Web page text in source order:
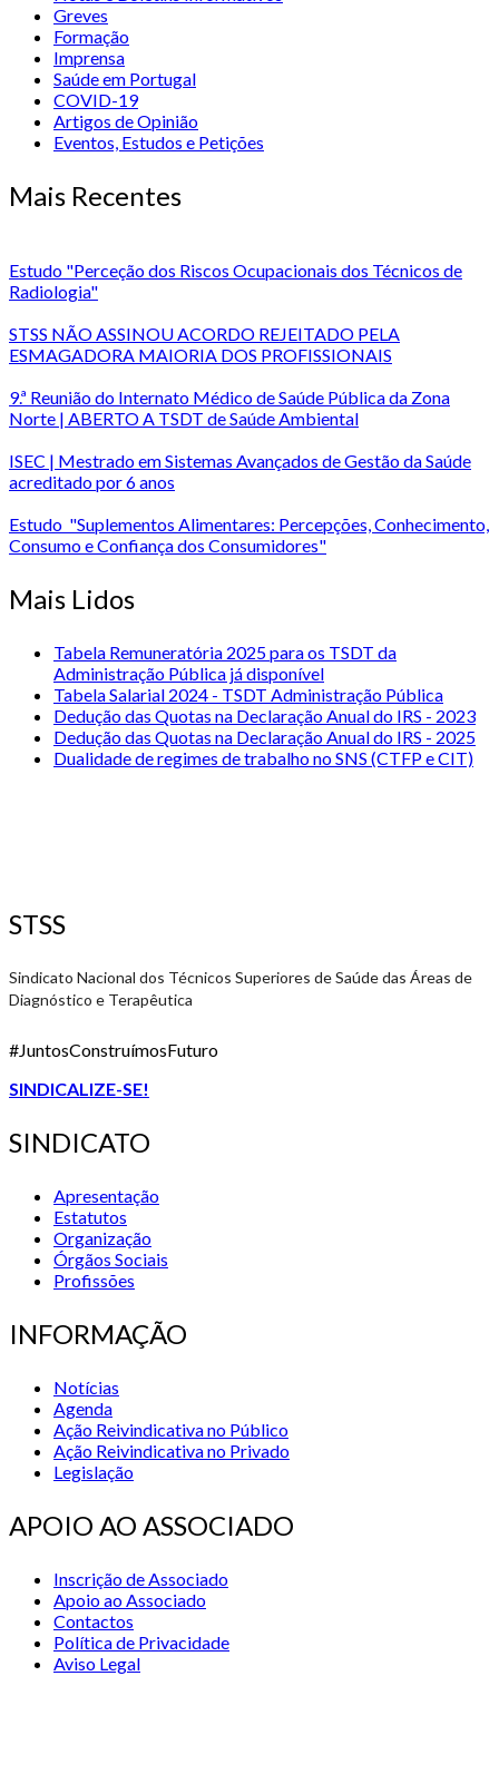
Greves
Formação
Imprensa
Saúde em Portugal
COVID-19
Artigos de Opinião
Eventos, Estudos e Petições
Mais Recentes
Estudo "Perceção dos Riscos Ocupacionais dos Técnicos de
Radiologia"
STSS NÃO ASSINOU ACORDO REJEITADO PELA
ESMAGADORA MAIORIA DOS PROFISSIONAIS
9.ª Reunião do Internato Médico de Saúde Pública da Zona
Norte | ABERTO A TSDT de Saúde Ambiental
ISEC | Mestrado em Sistemas Avançados de Gestão da Saúde
acreditado por 6 anos
Estudo "Suplementos Alimentares: Percepções, Conhecimento,
Consumo e Confiança dos Consumidores"
Mais Lidos
Tabela Remuneratória 2025 para os TSDT da
Administração Pública já disponível
Tabela Salarial 2024 - TSDT Administração Pública
Dedução das Quotas na Declaração Anual do IRS - 2023
Dedução das Quotas na Declaração Anual do IRS - 2025
Dualidade de regimes de trabalho no SNS (CTFP e CIT)
STSS
Sindicato Nacional dos Técnicos Superiores de Saúde das Áreas de
Diagnóstico e Terapêutica
#JuntosConstruímosFuturo
SINDICALIZE-SE!
SINDICATO
Apresentação
Estatutos
Organização
Órgãos Sociais
Profissões
INFORMAÇÃO
Notícias
Agenda
Ação Reivindicativa no Público
Ação Reivindicativa no Privado
Legislação
APOIO AO ASSOCIADO
Inscrição de Associado
Apoio ao Associado
Contactos
Política de Privacidade
Aviso Legal